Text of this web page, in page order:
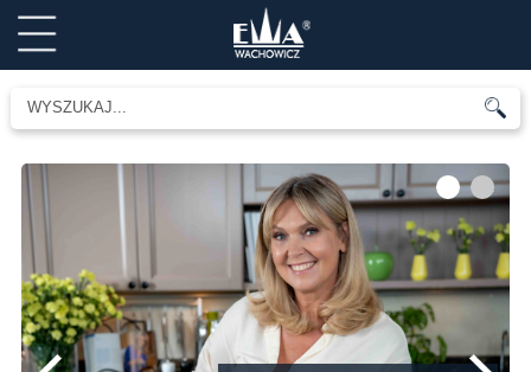
1 2